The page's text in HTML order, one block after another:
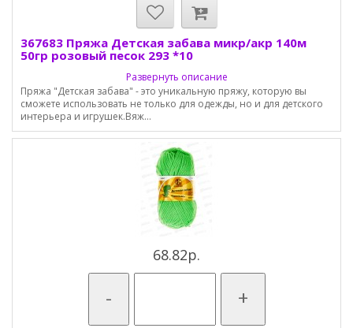
367683 Пряжа Детская забава микр/акр 140м
50гр розовый песок 293 *10
Развернуть описание
Пряжа "Детская забава" - это уникальную пряжу, которую вы
сможете использовать не только для одежды, но и для детского
интерьера и игрушек.Вяж...
68.82р.
- +